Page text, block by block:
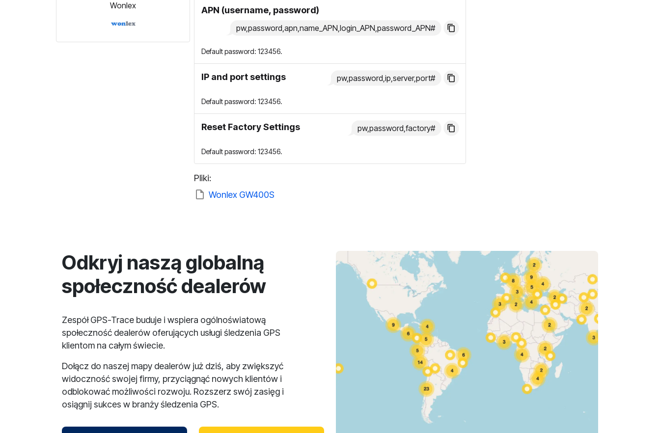
Wonlex APN (username, password)
pw,password,apn,name_APN,login_APN,password_APN#
Default password: 123456.
IP and port settings pw,password,ip,server,port#
Default password: 123456.
Reset Factory Settings pw,password,factory#
Default password: 123456.
Pliki:
Wonlex GW400S
Odkryj naszą globalną
społeczność dealerów
Zespół GPS-Trace buduje i wspiera ogólnoświatową
społeczność dealerów oferujących usługi śledzenia GPS
klientom na całym świecie.
Dołącz do naszej mapy dealerów już dziś, aby zwiększyć
widoczność swojej firmy, przyciągnąć nowych klientów i
odblokować możliwości rozwoju. Rozszerz swój zasięg i
osiągnij sukces w branży śledzenia GPS.